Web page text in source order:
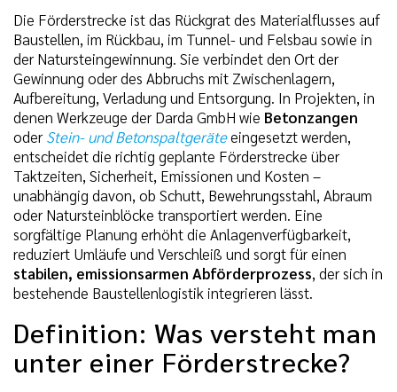
Die Förderstrecke ist das Rückgrat des Materialflusses auf
Baustellen, im Rückbau, im Tunnel- und Felsbau sowie in
der Natursteingewinnung. Sie verbindet den Ort der
Gewinnung oder des Abbruchs mit Zwischenlagern,
Aufbereitung, Verladung und Entsorgung. In Projekten, in
denen Werkzeuge der Darda GmbH wie Betonzangen
oder Stein- und Betonspaltgeräteeingesetzt werden,
entscheidet die richtig geplante Förderstrecke über
Taktzeiten, Sicherheit, Emissionen und Kosten –
unabhängig davon, ob Schutt, Bewehrungsstahl, Abraum
oder Natursteinblöcke transportiert werden. Eine
sorgfältige Planung erhöht die Anlagenverfügbarkeit,
reduziert Umläufe und Verschleiß und sorgt für einen
stabilen, emissionsarmen Abförderprozess, der sich in
bestehende Baustellenlogistik integrieren lässt.
Definition: Was versteht man
unter einer Förderstrecke?